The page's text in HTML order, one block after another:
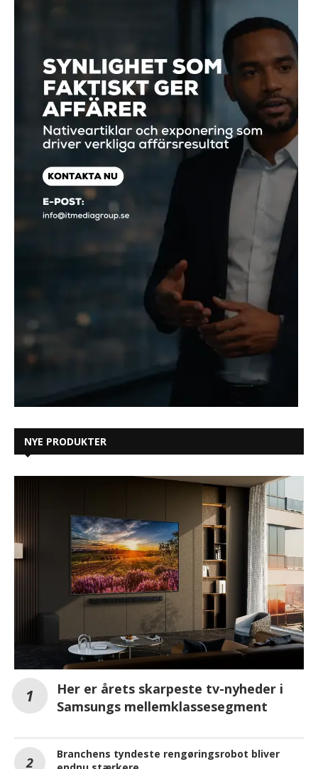
NYE PRODUKTER
Her er årets skarpeste tv-nyheder i
Samsungs mellemklassesegment
Branchens tyndeste rengøringsrobot bliver